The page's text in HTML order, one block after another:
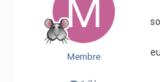
Membre